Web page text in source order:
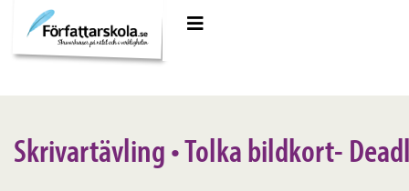
Skrivartävling • Tolka bildkort-